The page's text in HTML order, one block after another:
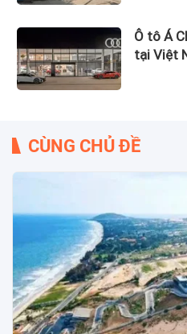
Ô tô Á
tại Việt
CÙNG CHỦ ĐỀ